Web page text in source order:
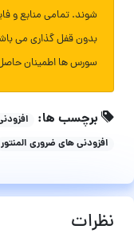
شوند. تمامی منابع و
بدون قفل گذاری می
سورس ها اطمینان
برچسب ها:
افزودنی های ضروری المنتور
نظرات